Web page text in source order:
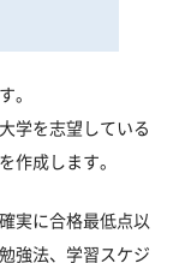
。
学を志望している
作成します。
実に合格最低点以
強法、学習スケジ